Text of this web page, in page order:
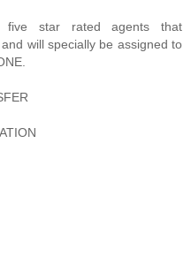
five star rated agents that
will specially be assigned to